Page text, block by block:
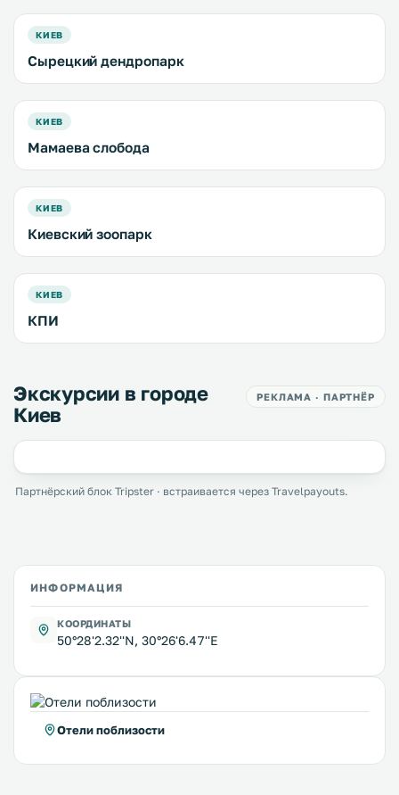
КИЕВ
Сырецкий дендропарк
КИЕВ
Мамаева слобода
КИЕВ
Киевский зоопарк
КИЕВ
КПИ
Экскурсии в городе
Киев
РЕКЛАМА · ПАРТНЁР
Партнёрский блок Tripster · встраивается через Travelpayouts.
ИНФОРМАЦИЯ
КООРДИНАТЫ
50°28'2.32''N, 30°26'6.47''E
Отели поблизости